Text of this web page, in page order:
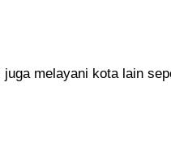
melayani kota lain